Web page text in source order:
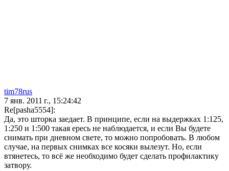
tim78rus
7 янв. 2011 г., 15:24:42
Re[pasha5554]:
Да, это шторка заедает. В принципе, если на выдержках 1:125,
1:250 и 1:500 такая ересь не наблюдается, и если Вы будете
снимать при дневном свете, то можно попробовать. В любом
случае, на первых снимках все косяки вылезут. Но, если
втянетесь, то всё же необходимо будет сделать профилактику
затвору.